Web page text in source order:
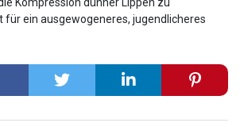
für ein ausgewogeneres, jugendlicheres